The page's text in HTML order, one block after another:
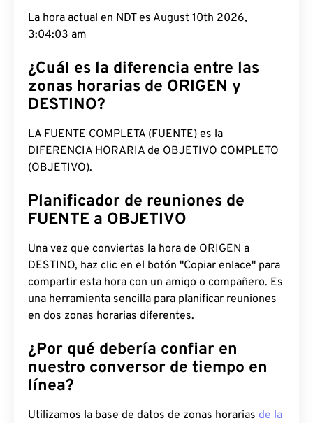
La hora actual en NDT es August 10th 2026,
3:04:04 am
¿Cuál es la diferencia entre las
zonas horarias de ORIGEN y
DESTINO?
LA FUENTE COMPLETA (FUENTE) es la
DIFERENCIA HORARIA de OBJETIVO COMPLETO
(OBJETIVO).
Planificador de reuniones de
FUENTE a OBJETIVO
Una vez que conviertas la hora de ORIGEN a
DESTINO, haz clic en el botón "Copiar enlace" para
compartir esta hora con un amigo o compañero. Es
una herramienta sencilla para planificar reuniones
en dos zonas horarias diferentes.
¿Por qué debería confiar en
nuestro conversor de tiempo en
línea?
Utilizamos la base de datos de zonas horarias de la